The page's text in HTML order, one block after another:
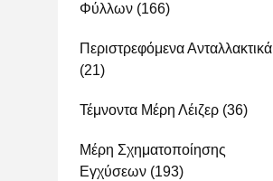
Φύλλων (166)
Περιστρεφόμενα Ανταλλακτικά
(21)
Τέμνοντα Μέρη Λέιζερ (36)
Μέρη Σχηματοποίησης
Εγχύσεων (193)